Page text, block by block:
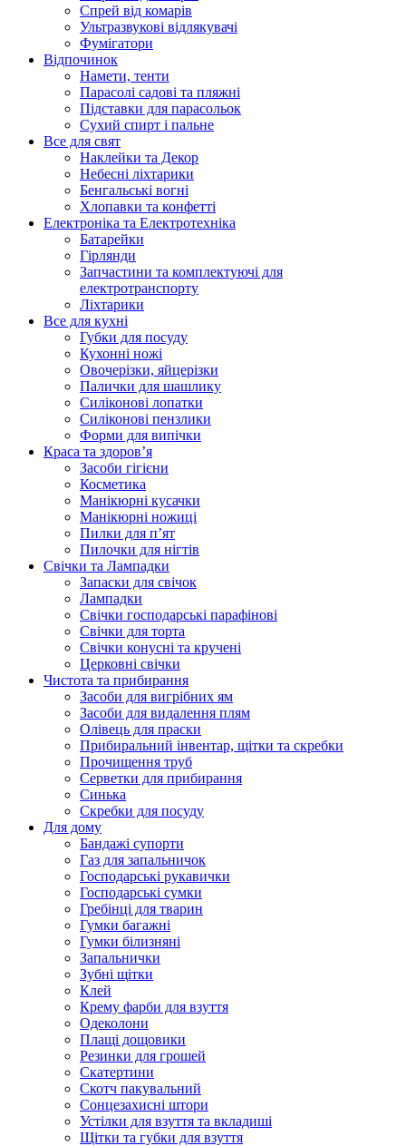
Спрей від комарів
Ультразвукові відлякувачі
Фумігатори
Відпочинок
Намети, тенти
Парасолі садові та пляжні
Підставки для парасольок
Сухий спирт і пальне
Все для свят
Наклейки та Декор
Небесні ліхтарики
Бенгальські вогні
Хлопавки та конфетті
Електроніка та Електротехніка
Батарейки
Гірлянди
Запчастини та комплектуючі для
електротранспорту
Ліхтарики
Все для кухні
Губки для посуду
Кухонні ножі
Овочерізки, яйцерізки
Палички для шашлику
Силіконові лопатки
Силіконові пензлики
Форми для випічки
Краса та здоров’я
Засоби гігієни
Косметика
Манікюрні кусачки
Манікюрні ножиці
Пилки для п’ят
Пилочки для нігтів
Свічки та Лампадки
Запаски для свічок
Лампадки
Свічки господарські парафінові
Свічки для торта
Свічки конусні та кручені
Церковні свічки
Чистота та прибирання
Засоби для вигрібних ям
Засоби для видалення плям
Олівець для праски
Прибиральний інвентар, щітки та скребки
Прочищення труб
Серветки для прибирання
Синька
Скребки для посуду
Для дому
Бандажі супорти
Газ для запальничок
Господарські рукавички
Господарські сумки
Гребінці для тварин
Гумки багажні
Гумки білизняні
Запальнички
Зубні щітки
Клей
Крему фарби для взуття
Одеколони
Плащі дощовики
Резинки для грошей
Скатертини
Скотч пакувальний
Сонцезахисні штори
Устілки для взуття та вкладиші
Щітки та губки для взуття